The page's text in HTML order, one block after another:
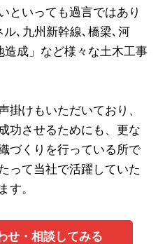
といっても過言ではあり
､九州新幹線､橋梁､河
造成」など様々な土木工事
掛けもいただいており、
功させるためにも、更な
づくりを行っている所で
って当社で活躍していた
す。
せ・相談してみる